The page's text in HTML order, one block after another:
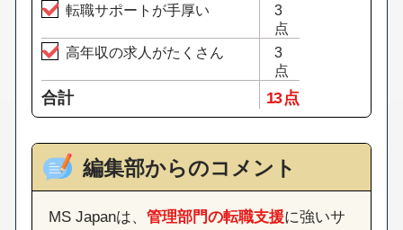
転職サポートが手厚い
3
点
高年収の求人がたくさん
3
点
合計 13 点
編集部からのコメント
MS Japanは、 管理部門の転職支援に強いサ